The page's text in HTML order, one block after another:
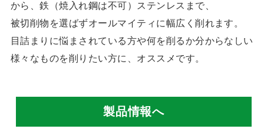
から、鉄（焼入れ鋼は不可）ステンレスまで、
被切削物を選ばずオールマイティに幅広く削れます。
目詰まりに悩まされている方や何を削るか分からなしい
様々なものを削りたい方に、オススメです。
製品情報へ